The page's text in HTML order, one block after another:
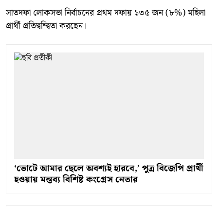
সাতদফা লোকসভা নির্বাচনের প্রথম দফায় ১৩৫ জন (৮%) মহিলা
প্রার্থী প্রতিদ্বন্দ্বিতা করছেন।
‘ভোটে আমার ছেলে অবশ্যই হারবে,’ পুত্র বিজেপি প্রার্থী
হওয়ায় মন্তব্য বিশিষ্ট কংগ্রেস নেতার